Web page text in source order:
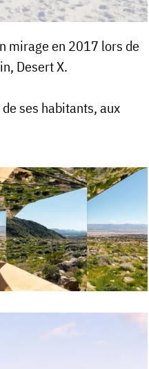
mirage en 2017 lors de
Desert X.
ses habitants, aux